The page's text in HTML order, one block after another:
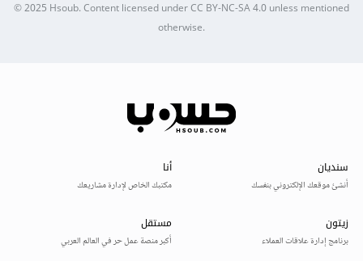
© 2025Hsoub.Content licensed underCC BY-NC-SA 4.0unless mentioned
otherwise.